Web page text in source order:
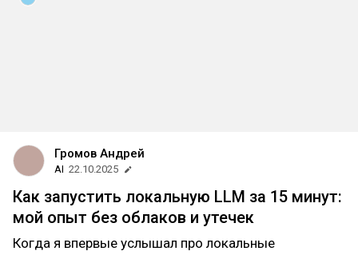
Громов Андрей
AI 22.10.2025
Как запустить локальную LLM за 15 минут:
мой опыт без облаков и утечек
Когда я впервые услышал про локальные